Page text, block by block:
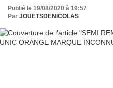
Publié le 19/08/2020 à 19:57
Par JOUETSDENICOLAS